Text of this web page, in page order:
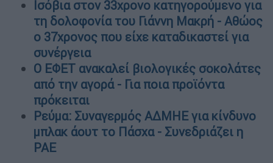
Ισόβια στον 33χρονο κατηγορούμενο για
τη δολοφονία του Γιάννη Μακρή - Αθώος
ο 37χρονος που είχε καταδικαστεί για
συνέργεια
Ο ΕΦΕΤ ανακαλεί βιολογικές σοκολάτες
από την αγορά - Για ποια προϊόντα
πρόκειται
Ρεύμα: Συναγερμός ΑΔΜΗΕ για κίνδυνο
μπλακ άουτ το Πάσχα - Συνεδριάζει η
ΡΑΕ